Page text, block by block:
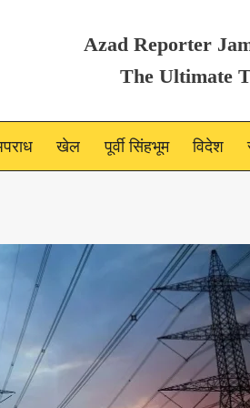
Azad Reporter
The Ultimate
खेल पूर्वी सिंहभूम विदेश